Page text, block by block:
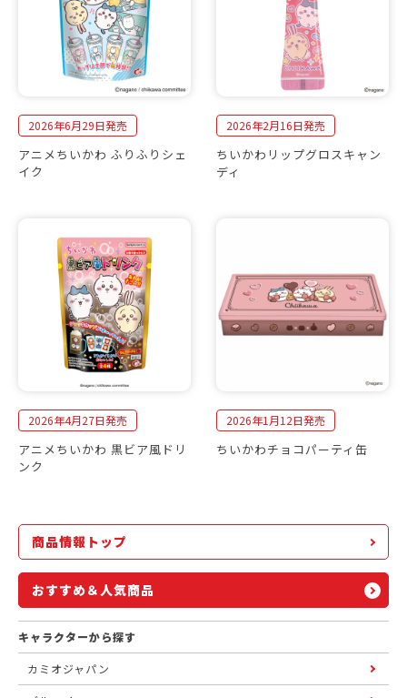
2026年6月29日発売
アニメちいかわ ふりふりシェ
イク
2026年2月16日発売
ちいかわリップグロスキャン
ディ
2026年4月27日発売
アニメちいかわ 黒ビア風ドリ
ンク
2026年1月12日発売
ちいかわチョコパーティ缶
商品情報トップ
おすすめ＆人気商品
キャラクターから探す
カミオジャパン